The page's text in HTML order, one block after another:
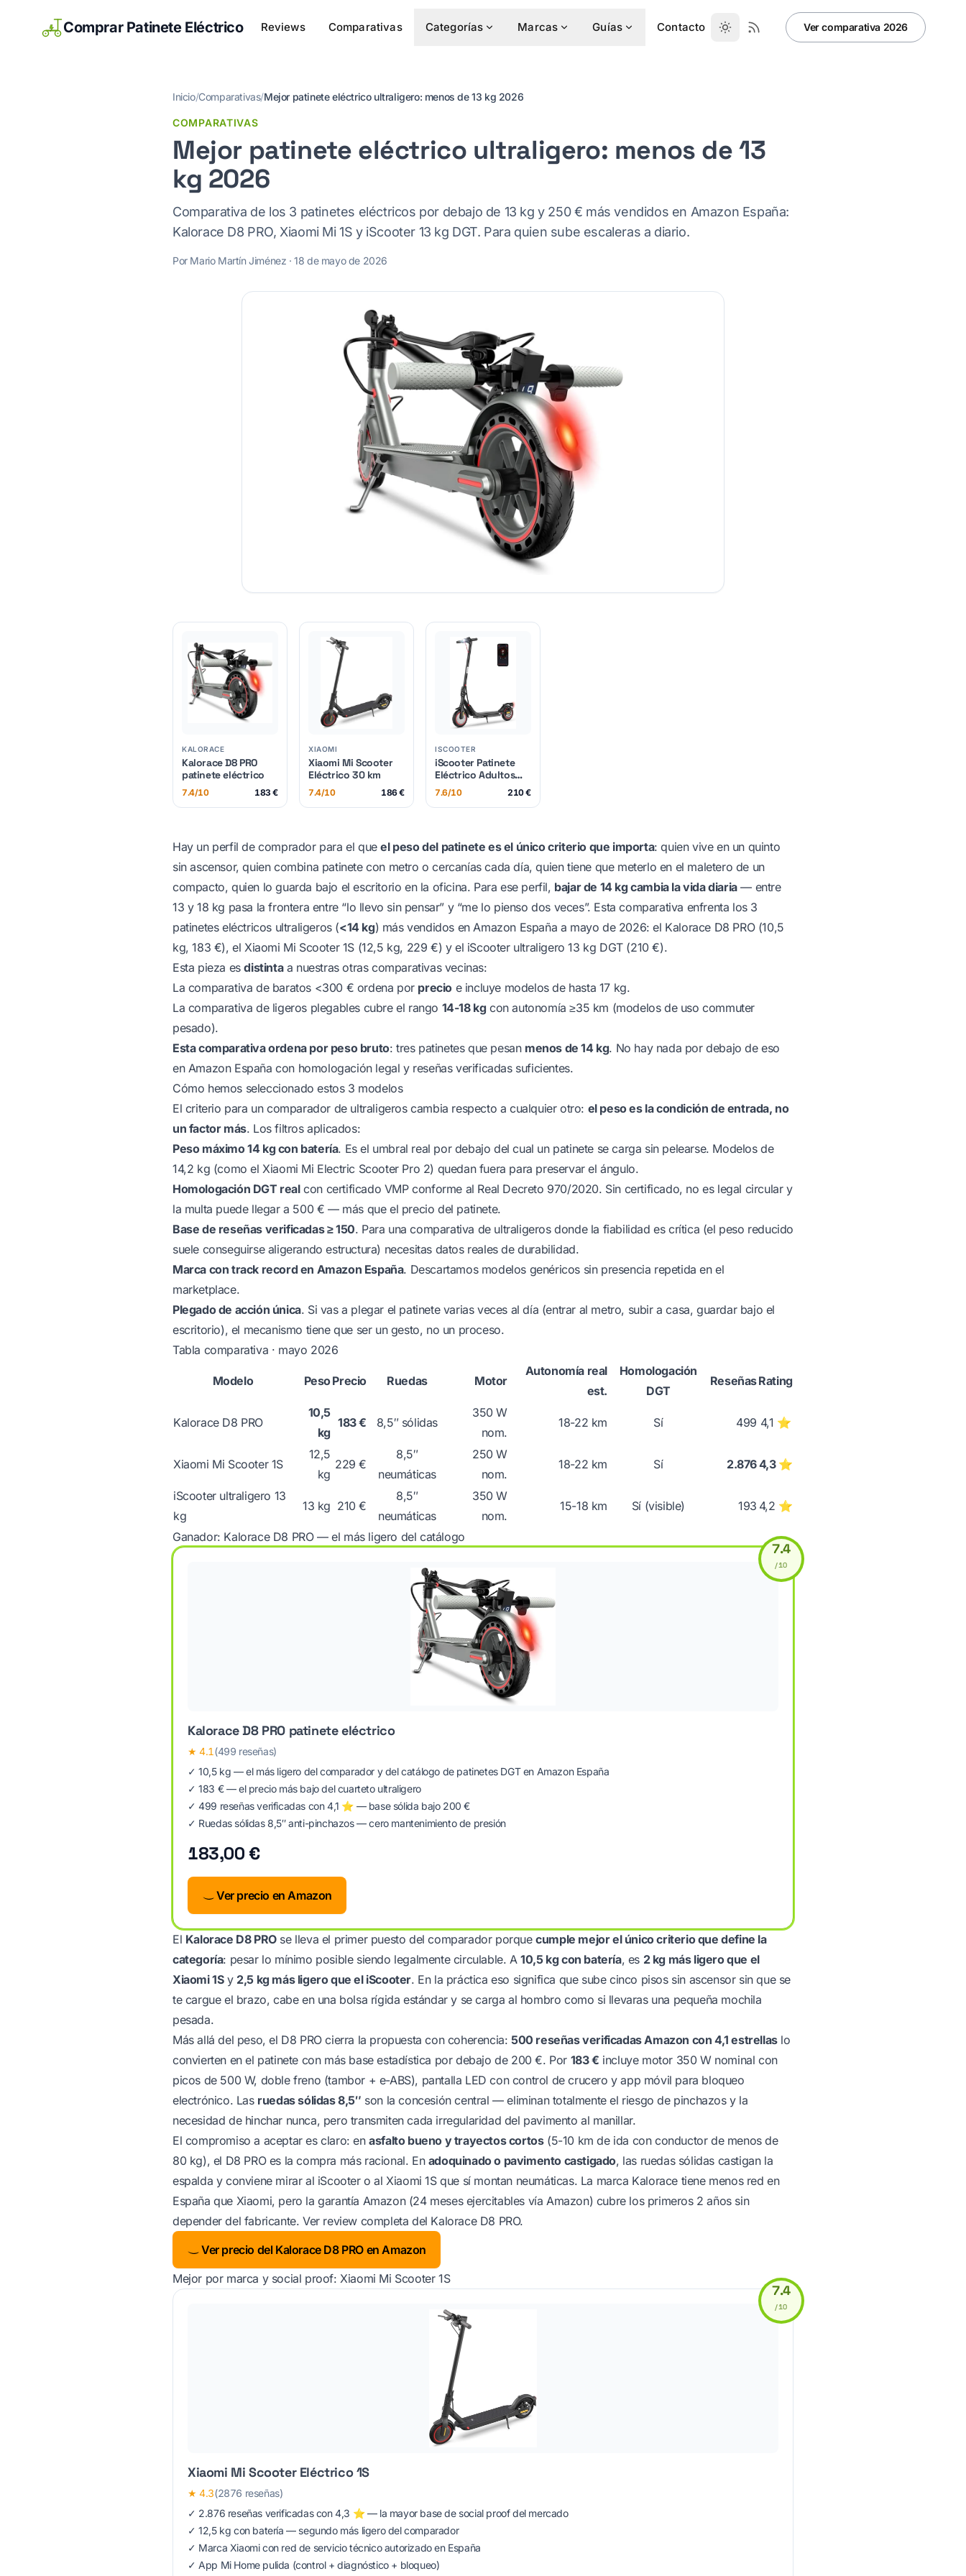
Comprar Patinete Eléctrico Reviews Comparativas Categorías Marcas Guías Contacto Ver comparativa 2026
Inicio/Comparativas/Mejor patinete eléctrico ultraligero: menos de 13 kg 2026
COMPARATIVAS
Mejor patinete eléctrico ultraligero: menos de 13
kg 2026
Comparativa de los 3 patinetes eléctricos por debajo de 13 kg y 250 € más vendidos en Amazon España:
Kalorace D8 PRO, Xiaomi Mi 1S y iScooter 13 kg DGT. Para quien sube escaleras a diario.
Por Mario Martín Jiménez ·18 de mayo de 2026
KALORACE
Kalorace D8 PRO
patinete eléctrico
7.4/10 183 €
XIAOMI
Xiaomi Mi Scooter
Eléctrico 30 km
7.4/10 186 €
ISCOOTER
iScooter Patinete
Eléctrico Adultos
Homologado DGT,
500W Motor,
Autonomía De 20-25
Intermitentes, App,
Frenado Doble,
Plegable, Carga 120
KG, 13 KG
7.6/10 210 €
Hay un perfil de comprador para el queel peso del patinete es el único criterio que importa: quien vive en un quinto
sin ascensor, quien combina patinete con metro o cercanías cada día, quien tiene que meterlo en el maletero de un
compacto, quien lo guarda bajo el escritorio en la oficina. Para ese perfil, bajar de 14 kg cambia la vida diaria— entre
13 y 18 kg pasa la frontera entre “lo llevo sin pensar” y “me lo pienso dos veces”. Esta comparativa enfrenta los 3
patinetes eléctricos ultraligeros (<14 kg) más vendidos en Amazon España a mayo de 2026: el Kalorace D8 PRO(10,5
kg, 183 €), el Xiaomi Mi Scooter 1S (12,5 kg, 229 €) y el iScooter ultraligero 13 kg DGT(210 €).
Esta pieza esdistintaa nuestras otras comparativas vecinas:
La comparativa de baratos <300 € ordena por precio e incluye modelos de hasta 17 kg.
La comparativa de ligeros plegables cubre el rango 14-18 kg con autonomía ≥35 km (modelos de uso commuter
pesado).
Esta comparativa ordena por peso bruto: tres patinetes que pesan menos de 14 kg. No hay nada por debajo de eso
en Amazon España con homologación legal y reseñas verificadas suficientes.
Cómo hemos seleccionado estos 3 modelos
El criterio para un comparador de ultraligeros cambia respecto a cualquier otro: el peso es la condición de entrada, no
un factor más. Los filtros aplicados:
Peso máximo 14 kg con batería. Es el umbral real por debajo del cual un patinete se carga sin pelearse. Modelos de
14,2 kg (como elXiaomi Mi Electric Scooter Pro 2) quedan fuera para preservar el ángulo.
Homologación DGT realcon certificado VMPconforme al Real Decreto 970/2020. Sin certificado, no es legal circular y
la multa puede llegar a 500 € — más que el precio del patinete.
Base de reseñas verificadas ≥ 150. Para una comparativa de ultraligeros donde la fiabilidad es crítica (el peso reducido
suele conseguirse aligerando estructura) necesitas datos reales de durabilidad.
Marca con track record en Amazon España. Descartamos modelos genéricos sin presencia repetida en el
marketplace.
Plegado de acción única. Si vas a plegar el patinete varias veces al día (entrar al metro, subir a casa, guardar bajo el
escritorio), el mecanismo tiene que ser un gesto, no un proceso.
Tabla comparativa · mayo 2026
Modelo PesoPrecio Ruedas Motor
Autonomía real
est.
Homologación
DGT
ReseñasRating
Kalorace D8 PRO
10,5
kg
183 € 8,5″ sólidas
350 W
nom.
18-22 km Sí 499 4,1 ⭐
Xiaomi Mi Scooter 1S
12,5
kg
229 €
8,5″
neumáticas
250 W
nom.
18-22 km Sí 2.8764,3 ⭐
iScooter ultraligero 13
kg
13 kg 210 €
8,5″
neumáticas
350 W
nom.
15-18 km Sí (visible) 193 4,2 ⭐
Ganador: Kalorace D8 PRO — el más ligero del catálogo
7.4
/10
Kalorace D8 PRO patinete eléctrico
★4.1 (499 reseñas)
✓ 10,5 kg — el más ligero del comparador y del catálogo de patinetes DGT en Amazon España
✓ 183 € — el precio más bajo del cuarteto ultraligero
✓ 499 reseñas verificadas con 4,1 ⭐ — base sólida bajo 200 €
✓ Ruedas sólidas 8,5″ anti-pinchazos — cero mantenimiento de presión
183,00 €
Ver precio en Amazon
El Kalorace D8 PROse lleva el primer puesto del comparador porquecumple mejor el único criterio que define la
categoría: pesar lo mínimo posible siendo legalmente circulable. A10,5 kg con batería, es 2 kg más ligero que el
Xiaomi 1Sy 2,5 kg más ligero que el iScooter. En la práctica eso significa que sube cinco pisos sin ascensor sin que se
te cargue el brazo, cabe en una bolsa rígida estándar y se carga al hombro como si llevaras una pequeña mochila
pesada.
Más allá del peso, el D8 PRO cierra la propuesta con coherencia: 500 reseñas verificadas Amazon con 4,1 estrellaslo
convierten en el patinete con más base estadística por debajo de 200 €. Por 183 € incluye motor 350 W nominal con
picos de 500 W, doble freno (tambor + e-ABS), pantalla LED con control de crucero y app móvil para bloqueo
electrónico. Las ruedas sólidas 8,5″ son la concesión central — eliminan totalmente el riesgo de pinchazos y la
necesidad de hinchar nunca, pero transmiten cada irregularidad del pavimento al manillar.
El compromiso a aceptar es claro: enasfalto bueno y trayectos cortos(5-10 km de ida con conductor de menos de
80 kg), el D8 PRO es la compra más racional. En adoquinado o pavimento castigado, las ruedas sólidas castigan la
espalda y conviene mirar al iScooter o al Xiaomi 1S que sí montan neumáticas. La marca Kalorace tiene menos red en
España que Xiaomi, pero la garantía Amazon (24 meses ejercitables vía Amazon) cubre los primeros 2 años sin
depender del fabricante. Ver review completa del Kalorace D8 PRO.
Ver precio del Kalorace D8 PRO en Amazon
Mejor por marca y social proof: Xiaomi Mi Scooter 1S
7.4
/10
Xiaomi Mi Scooter Eléctrico 1S
★4.3(2876 reseñas)
✓ 2.876 reseñas verificadas con 4,3 ⭐ — la mayor base de social proof del mercado
✓ 12,5 kg con batería — segundo más ligero del comparador
✓ Marca Xiaomi con red de servicio técnico autorizado en España
✓ App Mi Home pulida (control + diagnóstico + bloqueo)